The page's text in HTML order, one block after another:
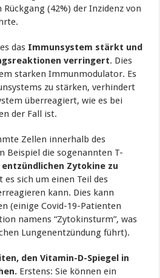
(42%) der Inzidenz von
das Immunsystem stärkt und
verringert. Dies
starken Immunmodulator. Es
zu stärken, verhindert
überreagiert, wie es bei
der Fall ist.
Zellen innerhalb des
Beispiel die sogenannten T-
entzündlichen Zytokine zu
es sich um einen Teil des
kann. Dies kann
(einige Covid-19-Patienten
namens “Zytokinsturm”, was
Lungenentzündung führt).
den Vitamin-D-Spiegel in
Erstens: Sie können ein